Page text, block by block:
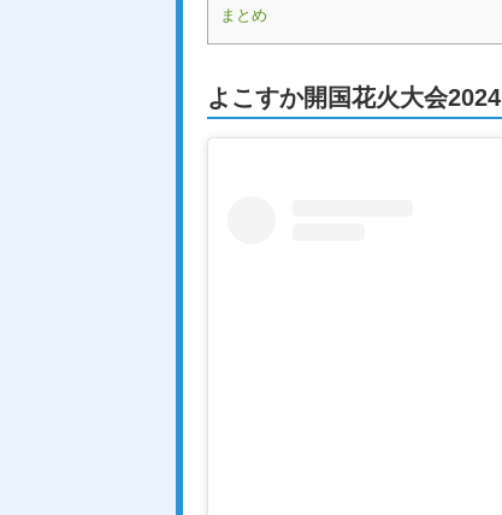
まとめ
よこすか開国花火大会2024